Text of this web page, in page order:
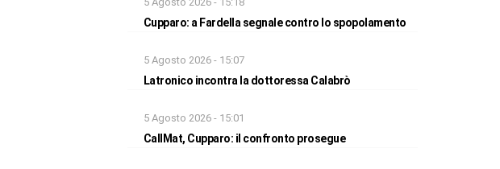
Cupparo: a Fardella segnale contro lo spopolamento
5 Agosto 2026 - 15:07
Latronico incontra la dottoressa Calabrò
5 Agosto 2026 - 15:01
CallMat, Cupparo: il confronto prosegue